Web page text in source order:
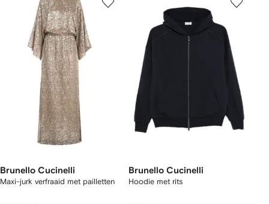
Brunello Cucinelli
Maxi-jurk verfraaid met pailletten
Brunello Cucinelli
Hoodie met rits